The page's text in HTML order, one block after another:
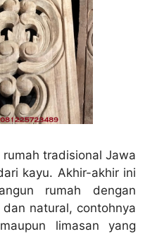
tradisional Jawa
kayu. Akhir-akhir ini
rumah dengan
natural, contohnya
limasan yang